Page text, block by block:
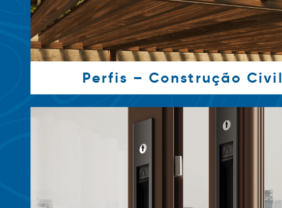
Perfis – Construção Civil